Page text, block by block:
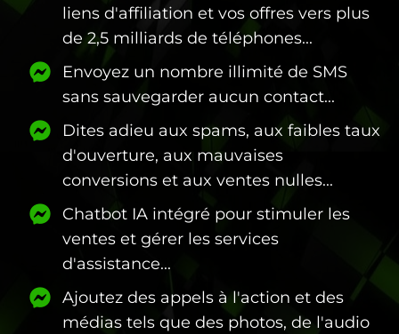
liens d'affiliation et vos offres vers plus
de 2,5 milliards de téléphones...
Envoyez un nombre illimité de SMS
sans sauvegarder aucun contact...
Dites adieu aux spams, aux faibles taux
d'ouverture, aux mauvaises
conversions et aux ventes nulles...
Chatbot IA intégré pour stimuler les
ventes et gérer les services
d'assistance...
Ajoutez des appels à l'action et des
médias tels que des photos, de l'audio